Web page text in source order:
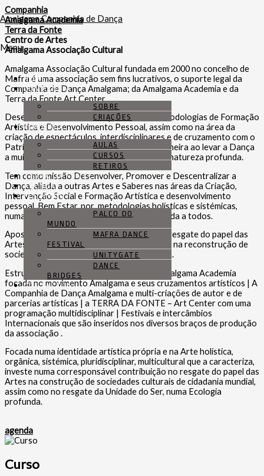
Amalgama Companhia de Dança
Menu
HOME
COMPANHIA
SOBRE
CRIAÇÕES
ACADEMIA
AULAS
CURSOS
RETIROS
TERRA DA FONTE
AGENDA
FESTIVAIS
PALCO DO
MUNDO
MAFRA DANCE
FESTIVAL
UNITYGATE
DANCE
BRIDGES
CONTACTOS
Companhia
Amalgama Academia
Terra da Fonte
Centro de Artes
Amalgama Associação Cultural
Amalgama Associação Cultural fundada em 2000 no concelho de
Mafra é uma associação sem fins lucrativos, o suporte legal da
Companhia de Dança Amalgama; da Amalgama Academia e da
Terra da Fonte Art Center.
Desenvolve um trabalho específico nas metodologias de Formação
Artística e Desenvolvimento Pessoal, assim como na área da
criação de espectáculos, interdisciplinares e de cruzamento com o
Património e na Natureza viva, onde foi pioneira ao levar a Dança
a muitos locais do património nacional e da natureza profunda.
Tem como missão Desenvolver, Promover e Descentralizar a
Dança, aliada a outras Artes e Saberes nas áreas da Criação,
Intervenção Social e Formação Artística e desenvolvimento
pessoal, Bem Estar, por metodologias holísticas e sistémicas,
numa Arte transversal, sem fronteiras dirigida a todos.
Aposta num contributo corresponsável do resgate do papel das
Artes, numa perspectiva ecologia e humana, na reconstrução de
sociedades culturais de cidadania planetária.
Estruturada em 3 braços fundamentais: Amalgama Academia
focada no movimento Amalgama e seus cruzamentos artísticos | A
Companhia de Dança Amalgama e multi-criações de autor e de
parcerias artísticas | a TERRA DA FONTE – Art Center com uma
programação multidisciplinar | Festivais e intercâmbios
Internacionais que são inseridos nos diversos braços de produção
da associação .
Focada numa identidade artística própria e na Arte holística,
orgânica, sistémica, pluridisciplinar, multicultural que a caracteriza,
investe numa corresponsável contribuição no resgate do papel das
Artes na construção de sociedades culturais de cidadania mundial,
assim como no resgate da Unidade do Ser, numa Ecologia
profunda.
agenda
Curso